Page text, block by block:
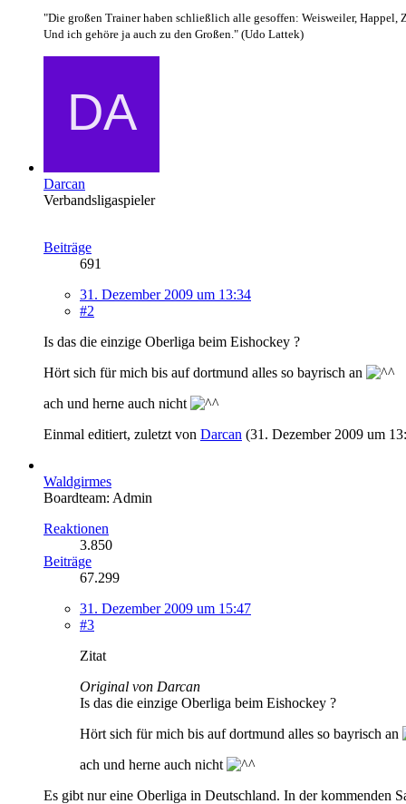
"Die großen Trainer haben schließlich alle gesoffen: Weisweiler, Happel,
Und ich gehöre ja auch zu den Großen." (Udo Lattek)
Darcan
Verbandsligaspieler
Beiträge
691
31. Dezember 2009 um 13:34
#2
Is das die einzige Oberliga beim Eishockey ?
Hört sich für mich bis auf dortmund alles so bayrisch an
ach und herne auch nicht
Einmal editiert, zuletzt von Darcan (31. Dezember 2009 um
Waldgirmes
Boardteam: Admin
Reaktionen
3.850
Beiträge
67.299
31. Dezember 2009 um 15:47
#3
Zitat
Original von Darcan
Is das die einzige Oberliga beim Eishockey ?
Hört sich für mich bis auf dortmund alles so bayrisch an
ach und herne auch nicht
Es gibt nur eine Oberliga in Deutschland. In der kommenden